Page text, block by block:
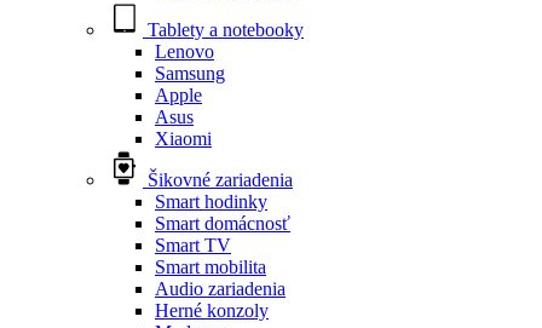
Tablety a notebooky
Lenovo
Samsung
Apple
Asus
Xiaomi
Šikovné zariadenia
Smart hodinky
Smart domácnosť
Smart TV
Smart mobilita
Audio zariadenia
Herné konzoly